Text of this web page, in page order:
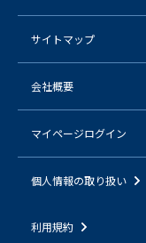
サイトマップ
会社概要
マイページログイン
個人情報の取り扱い
利用規約